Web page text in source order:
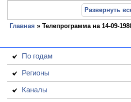
Развернуть
Главная » Телепрограмма на 14-09-
По годам
Регионы
Каналы